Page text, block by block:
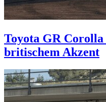
Toyota GR Corolla
britischem Akzent